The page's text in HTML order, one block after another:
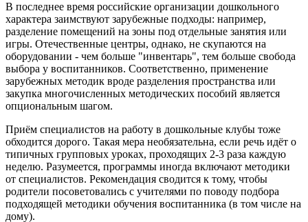
В последнее время российские организации дошкольного
характера заимствуют зарубежные подходы: например,
разделение помещений на зоны под отдельные занятия или
игры. Отечественные центры, однако, не скупаются на
оборудовании - чем больше "инвентарь", тем больше свобода
выбора у воспитанников. Соответственно, применение
зарубежных методик вроде разделения пространства или
закупка многочисленных методических пособий является
опциональным шагом.
Приём специалистов на работу в дошкольные клубы тоже
обходится дорого. Такая мера необязательна, если речь идёт о
типичных групповых уроках, проходящих 2-3 раза каждую
неделю. Разумеется, программы иногда включают методики
от специалистов. Рекомендация сводится к тому, чтобы
родители посоветовались с учителями по поводу подбора
подходящей методики обучения воспитанника (в том числе на
дому).